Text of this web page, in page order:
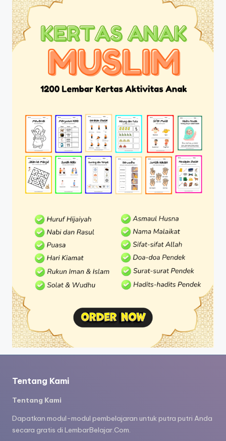
Tentang Kami
Tentang Kami
Dapatkan modul-modul pembelajaran untuk putra putri Anda
secara gratis di LembarBelajar.Com.